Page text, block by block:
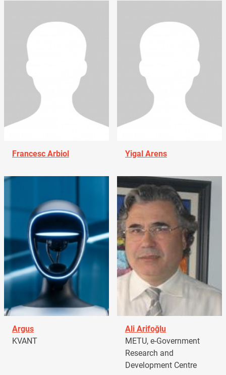
Francesc Arbiol Yigal Arens
Argus
KVANT
Ali Arifoğlu
METU, e-Government
Research and
Development Centre